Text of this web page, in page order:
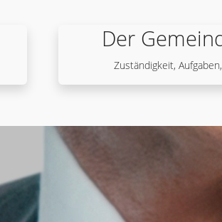
Der
Zuständigkeit,
FRAGEN, KRITIK,
MICH AN ODER